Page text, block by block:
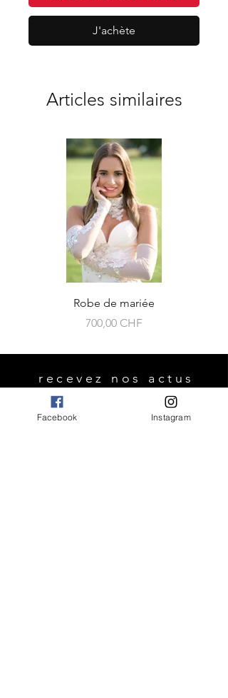
J'achète
Articles similaires
Robe de mariée
Prix
700,00 CHF
recevez nos actus
Facebook Instagram